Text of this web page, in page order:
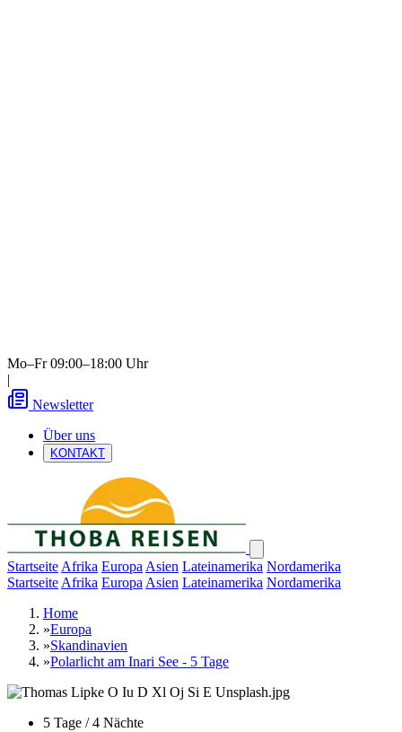
Mo–Fr 09:00–18:00 Uhr
|
Newsletter
Über uns
KONTAKT
Startseite Afrika Europa Asien Lateinamerika Nordamerika
Startseite Afrika Europa Asien Lateinamerika Nordamerika
Home
»Europa
»Skandinavien
»Polarlicht am Inari See - 5 Tage
5 Tage / 4 Nächte